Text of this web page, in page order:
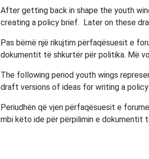
After getting back in shape the youth
creating a policy brief. Later on these
Pas bëmë një rikujtim përfaqësuesit e
dokumentit të shkurtër për politika. Më
The following period youth wings
draft versions of ideas for writing a
Periudhën që vjen përfaqësuesit e
mbi këto ide për përpilimin e dokumentit